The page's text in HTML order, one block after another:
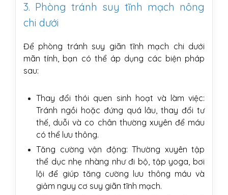
3. Phòng tránh suy tĩnh mạch nông
chi dưới
Để phòng tránh suy giãn tĩnh mạch chi dưới
mãn tính, bạn có thể áp dụng các biện pháp
sau:
Thay đổi thói quen sinh hoạt và làm việc:
Tránh ngồi hoặc đứng quá lâu, thay đổi tư
thế, duỗi và co chân thường xuyên để máu
có thể lưu thông.
Tăng cường vận động: Thường xuyên tập
thể dục nhẹ nhàng như đi bộ, tập yoga, bơi
lội để giúp tăng cường lưu thông máu và
giảm nguy cơ suy giãn tĩnh mạch.